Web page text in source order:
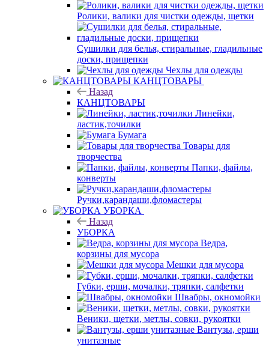
Ролики, валики для чистки одежды, щетки
Сушилки для белья, стиральные, гладильные
доски, прищепки
Чехлы для одежды
КАНЦТОВАРЫ
Назад
КАНЦТОВАРЫ
Линейки,
ластик,точилки
Бумага
Товары для
творчества
Папки, файлы,
конверты
Ручки,карандаши,фломастеры
УБОРКА
Назад
УБОРКА
Ведра,
корзины для мусора
Мешки для мусора
Губки, ерши, мочалки, тряпки, салфетки
Швабры, окномойки
Веники, щетки, метлы, совки, рукоятки
Вантузы, ерши
унитазные